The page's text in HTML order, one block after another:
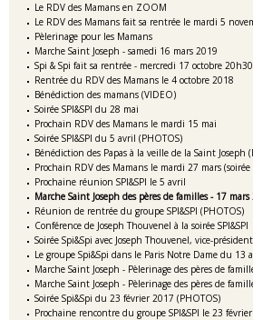
Le RDV des Mamans en ZOOM
Le RDV des Mamans fait sa rentrée le mardi 5
Pèlerinage pour les Mamans
Marche Saint Joseph - samedi 16 mars 2019
Spi & Spi fait sa rentrée - mercredi 17 octobre 20h30
Rentrée du RDV des Mamans le 4 octobre 2018
Bénédiction des mamans (VIDEO)
Soirée SPI&SPI du 28 mai
Prochain RDV des Mamans le mardi 15 mai
Soirée SPI&SPI du 5 avril (PHOTOS)
Bénédiction des Papas à la veille de la Saint Joseph
Prochain RDV des Mamans le mardi 27 mars (soirée
Prochaine réunion SPI&SPI le 5 avril
Marche Saint Joseph des pères de familles - 17
Réunion de rentrée du groupe SPI&SPI (PHOTOS)
Conférence de Joseph Thouvenel à la soirée SPI&SPI
Soirée Spi&Spi avec Joseph Thouvenel, vice-
Le groupe Spi&Spi dans le Paris Notre Dame du 13
Marche Saint Joseph - Pèlerinage des pères de
Marche Saint Joseph - Pèlerinage des pères de
Soirée Spi&Spi du 23 février 2017 (PHOTOS)
Prochaine rencontre du groupe SPI&SPI le 23 février